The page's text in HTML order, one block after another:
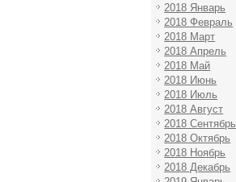
2018 Январь
2018 Февраль
2018 Март
2018 Апрель
2018 Май
2018 Июнь
2018 Июль
2018 Август
2018 Сентябрь
2018 Октябрь
2018 Ноябрь
2018 Декабрь